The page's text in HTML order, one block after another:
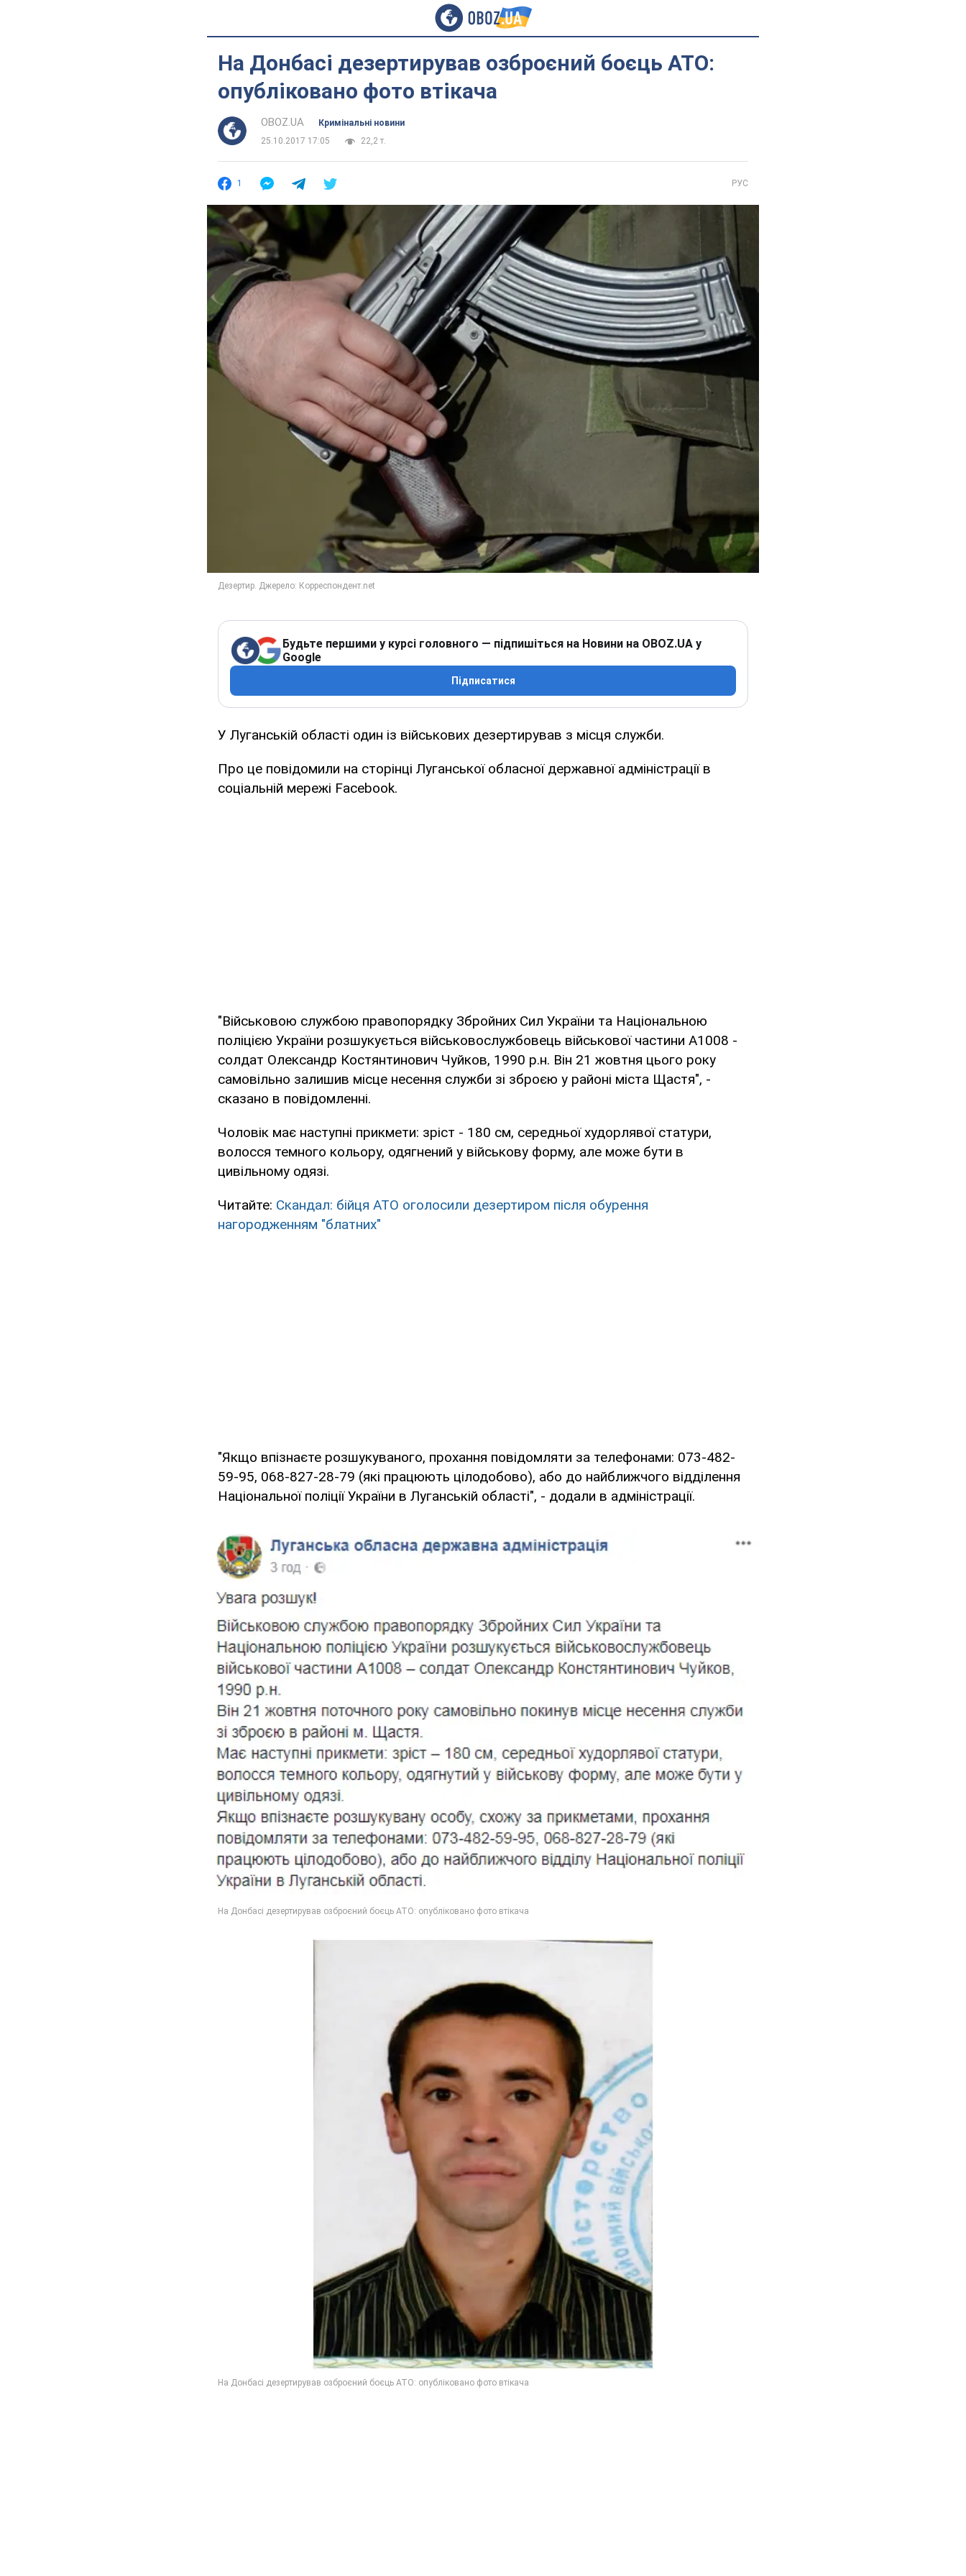
На Донбасі дезертирував озброєний боєць АТО:
опубліковано фото втікача
OBOZ.UA
Кримінальні новини
25.10.2017 17:05
22,2 т.
1 РУС
Будьте першими у курсі головного — підпишіться на Новини на OBOZ.UA у
Google
Підписатися
У Луганській області один із військових дезертирував з місця служби.
Про це повідомили на сторінці Луганської обласної державної адміністрації в
соціальній мережі Facebook.
"Військовою службою правопорядку Збройних Сил України та Національною
поліцією України розшукується військовослужбовець військової частини А1008 -
солдат Олександр Костянтинович Чуйков, 1990 р.н. Він 21 жовтня цього року
самовільно залишив місце несення служби зі зброєю у районі міста Щастя", -
сказано в повідомленні.
Чоловік має наступні прикмети: зріст - 180 см, середньої худорлявої статури,
волосся темного кольору, одягнений у військову форму, але може бути в
цивільному одязі.
Читайте: Скандал: бійця АТО оголосили дезертиром після обурення
нагородженням "блатних"
"Якщо впізнаєте розшукуваного, прохання повідомляти за телефонами: 073-482-
59-95, 068-827-28-79 (які працюють цілодобово), або до найближчого відділення
Національної поліції України в Луганській області", - додали в адміністрації.